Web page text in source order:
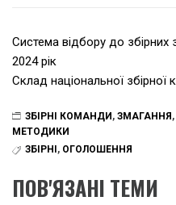
Система відбору до збірних
2024 рік
Склад національної збірної
ЗБІРНІ КОМАНДИ, ЗМАГАННЯ,
МЕТОДИКИ
ЗБІРНІ , ОГОЛОШЕННЯ
ПОВ'ЯЗАНІ ТЕМИ